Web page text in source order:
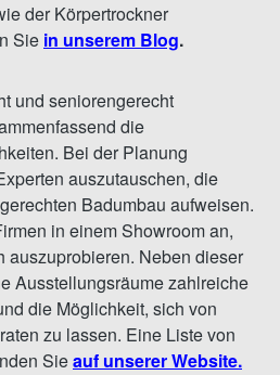
der Körpertrockner
Sie in unserem Blog.
und seniorengerecht
die
Bei der Planung
auszutauschen, die
Badumbau aufweisen.
in einem Showroom an,
auszuprobieren. Neben dieser
Ausstellungsräume zahlreiche
die Möglichkeit, sich von
zu lassen. Eine Liste von
Sieauf unserer Website.